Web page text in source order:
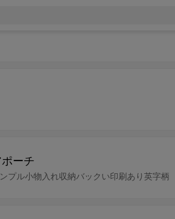
ーチ
プル小物入れ収納バックい印刷あり英字柄